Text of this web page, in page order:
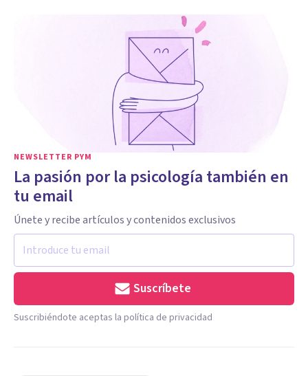
NEWSLETTER PYM
La pasión por la psicología también en
tu email
Únete y recibe artículos y contenidos exclusivos
Suscríbete
Suscribiéndote aceptas la política de privacidad